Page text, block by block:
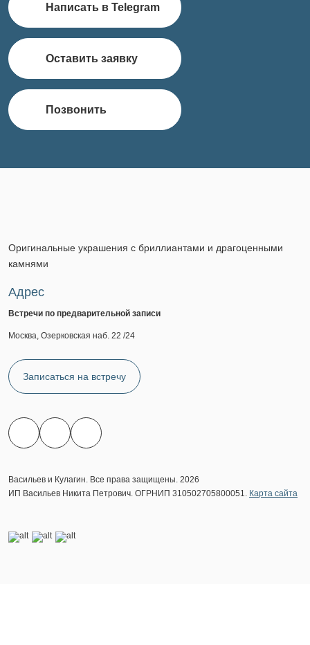
Написать в Telegram
Оставить заявку
Позвонить
Оригинальные украшения с бриллиантами и драгоценными
камнями
Адрес
Встречи по предварительной записи
Москва, Озерковская наб. 22 /24
Записаться на встречу
Васильев и Кулагин. Все права защищены. 2026
ИП Васильев Никита Петрович. ОГРНИП 310502705800051. Карта сайта